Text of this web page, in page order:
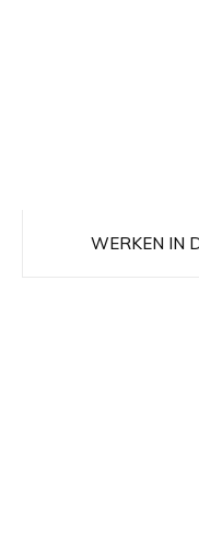
WERKEN IN